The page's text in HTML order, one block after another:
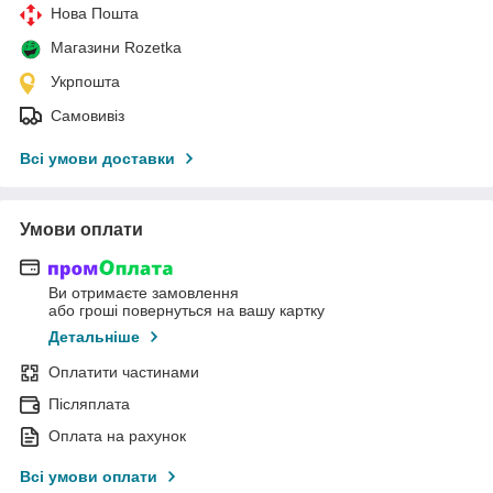
Нова Пошта
Магазини Rozetka
Укрпошта
Самовивіз
Всі умови доставки
Умови оплати
Ви отримаєте замовлення
або гроші повернуться на вашу картку
Детальніше
Оплатити частинами
Післяплата
Оплата на рахунок
Всі умови оплати